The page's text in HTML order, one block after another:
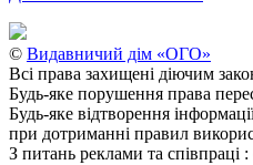
© Видавничий дім «ОГО»
Всі права захищені діючим
Будь-яке порушення права
Будь-яке відтворення
при дотриманні правил
З питань реклами та співпраці